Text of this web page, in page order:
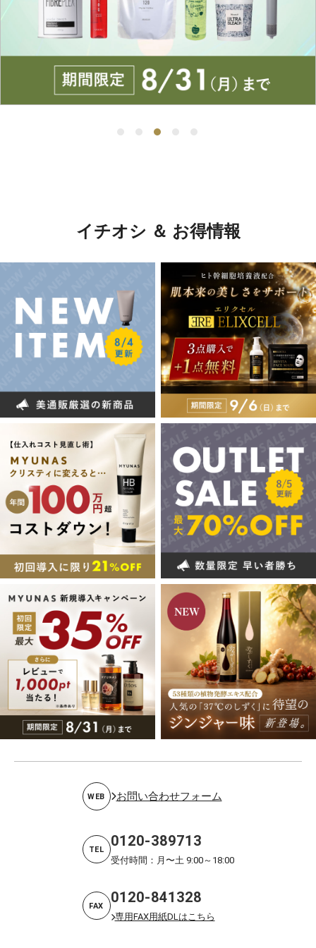
イチオシ ＆ お得情報
WEB お問い合わせフォーム
TEL 0120-389713
受付時間：月〜土 9:00～18:00
FAX 0120-841328
専用FAX用紙DLはこちら